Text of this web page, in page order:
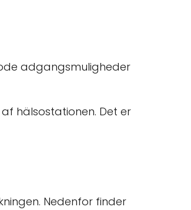
adgangsmuligheder
hälsostationen. Det er
Nedenfor finder